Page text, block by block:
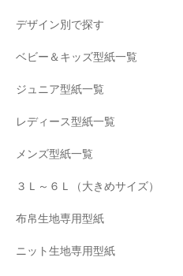
デザイン別で探す
ベビー＆キッズ型紙一覧
ジュニア型紙一覧
レディース型紙一覧
メンズ型紙一覧
３Ｌ～６Ｌ（大きめサイズ）
布帛生地専用型紙
ニット生地専用型紙